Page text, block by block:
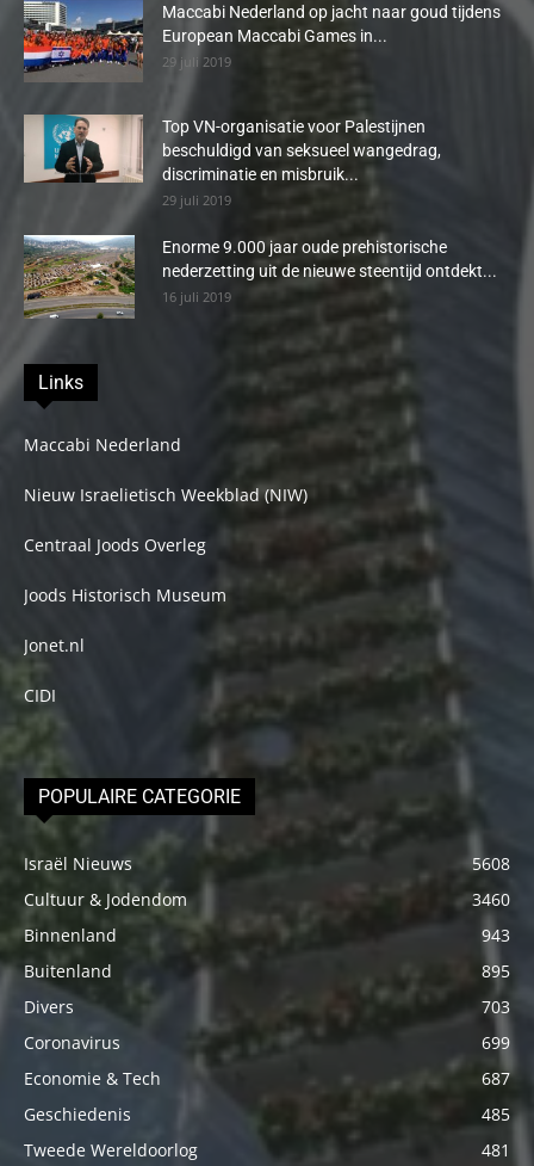
Maccabi Nederland op jacht naar goud tijdens
European Maccabi Games in...
29 juli 2019
Top VN-organisatie voor Palestijnen
beschuldigd van seksueel wangedrag,
discriminatie en misbruik...
29 juli 2019
Enorme 9.000 jaar oude prehistorische
nederzetting uit de nieuwe steentijd ontdekt...
16 juli 2019
Links
Maccabi Nederland
Nieuw Israelietisch Weekblad (NIW)
Centraal Joods Overleg
Joods Historisch Museum
Jonet.nl
CIDI
POPULAIRE CATEGORIE
Israël Nieuws
5608
Cultuur & Jodendom
3460
Binnenland
943
Buitenland
895
Divers
703
Coronavirus
699
Economie & Tech
687
Geschiedenis
485
Tweede Wereldoorlog
481